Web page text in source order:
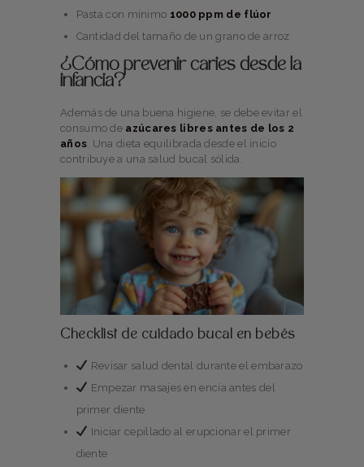
Pasta con mínimo 1000 ppm de flúor
Cantidad del tamaño de un grano de arroz
¿Cómo prevenir caries desde la
infancia?
Además de una buena higiene, se debe evitar el
consumo de azúcares libres antes de los 2
años . Una dieta equilibrada desde el inicio
contribuye a una salud bucal sólida.
Checklist de cuidado bucal en bebés
Revisar salud dental durante el embarazo
Empezar masajes en encía antes del
primer diente
Iniciar cepillado al erupcionar el primer
diente